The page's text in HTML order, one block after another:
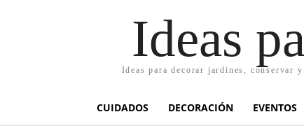
Ideas
Ideas para decorar jardines, conservar
CUIDADOS DECORACIÓN EVENTOS